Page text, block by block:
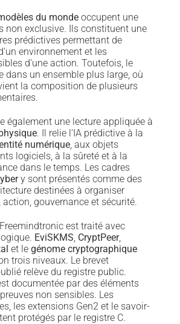
du monde occupent une
non exclusive. Ils constituent une
prédictives permettant de
environnement et les
d’une action. Toutefois, le
dans un ensemble plus large, où
la composition de plusieurs
également une lecture appliquée à
. Il relie l’IA prédictive à la
numérique, aux objets
logiciels, à la sûreté et à la
dans le temps. Les cadres
y sont présentés comme des
destinées à organiser
gouvernance et sécurité.
est traité avec
EviSKMS, CryptPeer,
et le génome cryptographique
trois niveaux. Le brevet
relève du registre public.
documentée par des éléments
non sensibles. Les
les extensions Gen2 et le savoir-
protégés par le registre C.